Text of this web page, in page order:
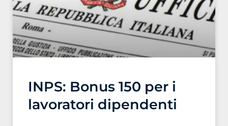
INPS: Bonus 150 per i
lavoratori dipendenti